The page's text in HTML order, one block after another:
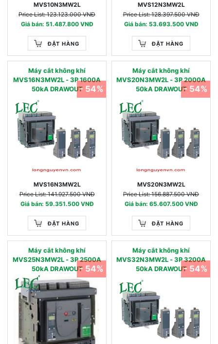
MVS10N3MW2L
Price List: 123.123.000 VNĐ
Giá bán: 51.487.800 VNĐ
ĐẶT HÀNG
MVS12N3MW2L
Price List: 128.397.500 VNĐ
Giá bán: 53.693.500 VNĐ
ĐẶT HÀNG
Máy cắt không khí
MVS16N3MW2L - 3P 1600A
50kA DRAWOUT
MVS16N3MW2L
Price List: 141.927.500 VNĐ
Giá bán: 59.351.500 VNĐ
ĐẶT HÀNG
- 54%
Máy cắt không khí
MVS20N3MW2L - 3P 2000A
50kA DRAWOUT
MVS20N3MW2L
Price List: 156.887.500 VNĐ
Giá bán: 65.607.500 VNĐ
ĐẶT HÀNG
- 54%
Máy cắt không khí
MVS25N3MW2L - 3P 2500A
50kA DRAWOUT- 54%
Máy cắt không khí
MVS32N3MW2L - 3P 3200A
50kA DRAWOUT- 54%